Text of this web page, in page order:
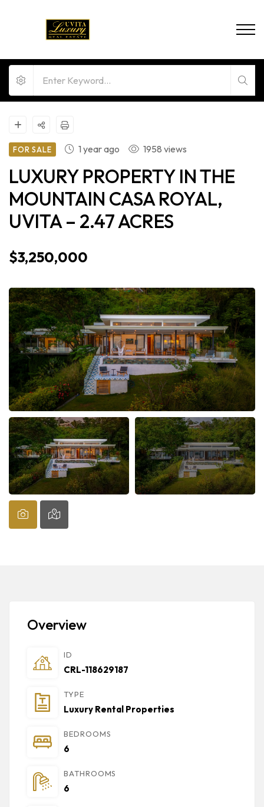
FOR SALE 1 year ago 1958 views
LUXURY PROPERTY IN THE
MOUNTAIN CASA ROYAL,
UVITA – 2.47 ACRES
$3,250,000
Overview
ID
CRL-118629187
TYPE
Luxury Rental Properties
BEDROOMS
6
BATHROOMS
6